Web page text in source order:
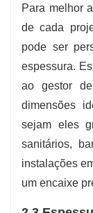
Para melhor
de cada
pode ser
espessura.
ao gestor
dimensões
sejam eles
sanitários,
instalações
um encaixe